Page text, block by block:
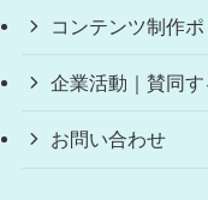
コンテンツ制作
企業活動｜賛同
お問い合わせ